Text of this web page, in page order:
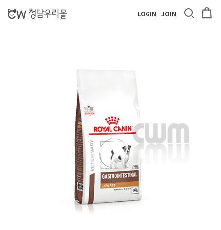
LOGIN JOIN